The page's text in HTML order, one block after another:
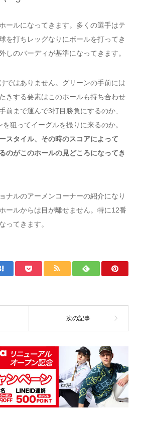
ールになってきます。多くの選手はテ
を打ちレッグなりにボールを打ってき
しのバーディが基準になってきます。
ではありません。グリーンの手前には
きする要素はこのホールも持ち合わせ
前まで運んで3打目勝負にするのか、
狙ってイーグルを撮りに来るのか。
スタイル、その時のスコアによって
のがこのホールの見どころになってき
ナルのアーメンコーナーの紹介になり
ールからは目が離せません。特に12番
ってきます。